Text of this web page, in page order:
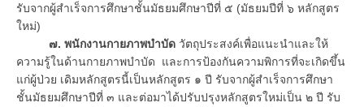
รับจากผู้สำเร็จการศึกษาชั้นมัธยมศึกษาปีที่ ๕ (มัธยมปีที่ ๖ หลักสูตร
ใหม่)
๗. พนักงานกายภาพบำบัด วัตถุประสงค์เพื่อแนะนำและให้
ความรู้ในด้านกายภาพบำบัด และการป้องกันความพิการที่จะเกิดขึ้น
แก่ผู้ป่วย เดิมหลักสูตรนี้เป็นหลักสูตร ๑ ปี รับจากผู้สำเร็จการศึกษา
ชั้นมัธยมศึกษาปีที่ ๓ และต่อมาได้ปรับปรุงหลักสูตรใหม่เป็น ๒ ปี รับ